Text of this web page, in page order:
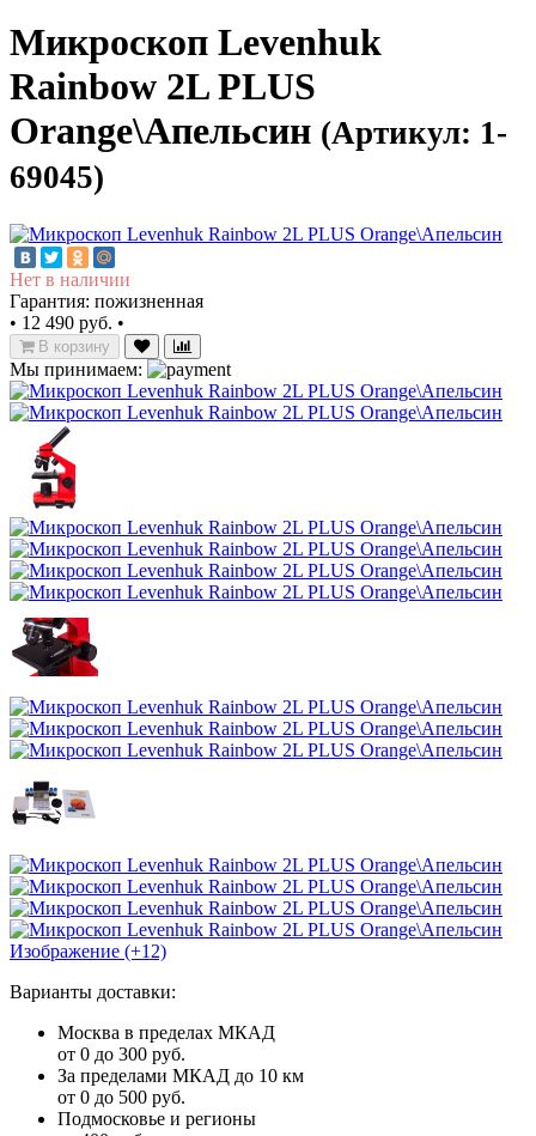
Микроскоп Levenhuk
Rainbow 2L PLUS
Orange\Апельсин (Артикул: 1-
69045)
Нет в наличии
Гарантия: пожизненная
• 12 490 руб. •
В корзину
Мы принимаем:
Изображение (+12)
Варианты доставки:
Москва в пределах МКАД
от 0 до 300 руб.
За пределами МКАД до 10 км
от 0 до 500 руб.
Подмосковье и регионы